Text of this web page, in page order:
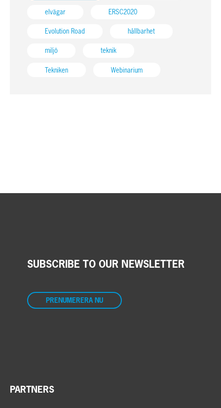
elvägar ERSC2020
Evolution Road hållbarhet
miljö teknik
Tekniken Webinarium
SUBSCRIBE TO OUR NEWSLETTER
PRENUMERERA NU
PARTNERS